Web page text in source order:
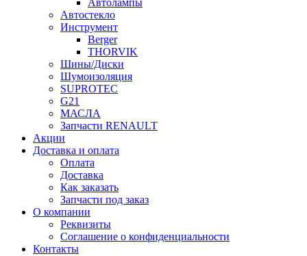
Автолампы
Автостекло
Инструмент
Berger
THORVIK
Шины/Диски
Шумоизоляция
SUPROTEC
G21
МАСЛА
Запчасти RENAULT
Акции
Доставка и оплата
Оплата
Доставка
Как заказать
Запчасти под заказ
О компании
Реквизиты
Соглашение о конфиденциальности
Контакты